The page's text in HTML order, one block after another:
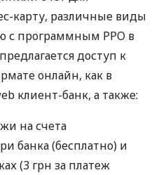
карту, различные виды
с программным РРО в
доступ к
онлайн, как в
клиент-банк, а также:
на счета
банка (бесплатно) и
(3 грн за платеж